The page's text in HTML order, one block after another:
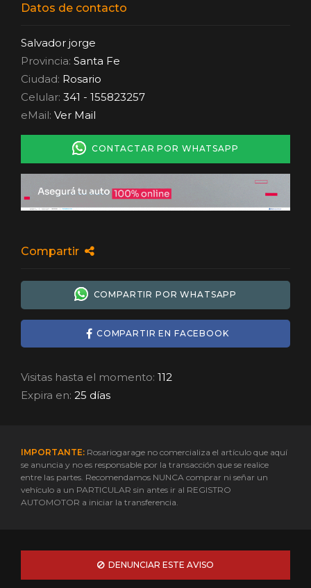
Datos de contacto
Salvador jorge
Provincia: Santa Fe
Ciudad: Rosario
Celular: 341 - 155823257
eMail: Ver Mail
CONTACTAR POR WHATSAPP
Compartir
COMPARTIR POR WHATSAPP
COMPARTIR EN FACEBOOK
Visitas hasta el momento: 112
Expira en: 25 días
IMPORTANTE: Rosariogarage no comercializa el artículo que aquí
se anuncia y no es responsable por la transacción que se realice
entre las partes. Recomendamos NUNCA comprar ni señar un
vehículo a un PARTICULAR sin antes ir al REGISTRO
AUTOMOTOR a iniciar la transferencia.
DENUNCIAR ESTE AVISO